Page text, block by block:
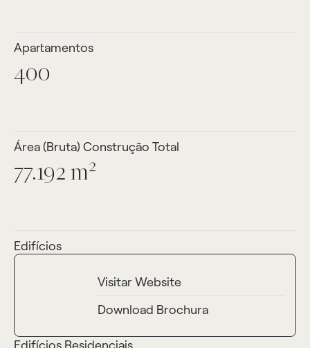
Visitar Website
Download Brochura
Apartamentos
400
Área (Bruta) Construção Total
77.192 m2
Edifícios